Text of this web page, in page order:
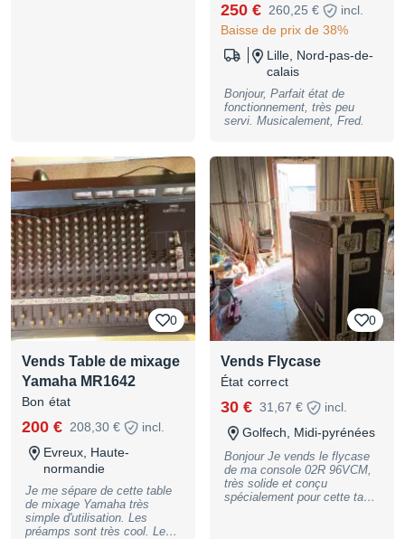
250 € 260,25 €
incl.
Baisse de prix de 38%
Lille, Nord-pas-de-
calais
Bonjour, Parfait état de
fonctionnement, très peu
servi. Musicalement, Fred.
0
Vends Table de mixage
Yamaha MR1642
Bon état
200 € 208,30 €
incl.
Evreux, Haute-
normandie
Je me sépare de cette table
de mixage Yamaha très
simple d'utilisation. Les
préamps sont très cool. Le
0
Vends Flycase
État correct
30 € 31,67 €
incl.
Golfech, Midi-pyrénées
Bonjour Je vends le flycase
de ma console 02R 96VCM,
très solide et conçu
spécialement pour cette table